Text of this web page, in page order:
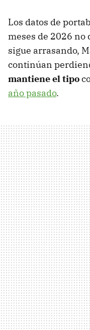
Los datos de
meses de 2026 no
sigue arrasando,
continúan
mantiene el tipo
año pasado.